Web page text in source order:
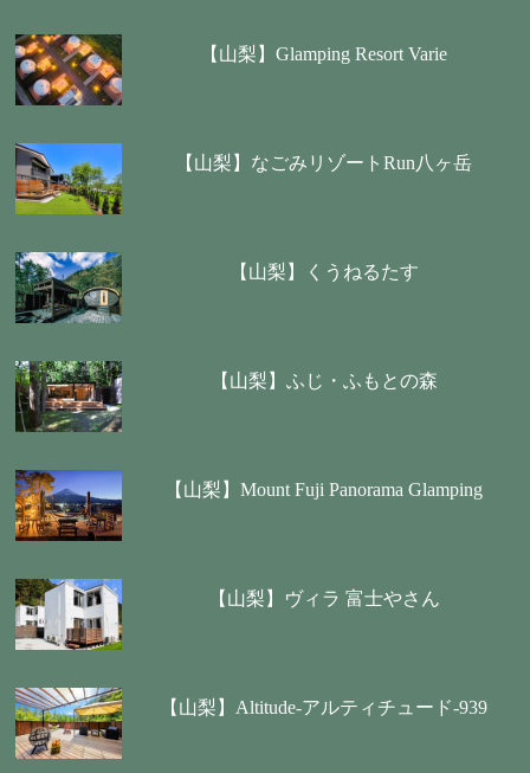
【山梨】Glamping Resort Varie
【山梨】なごみリゾートRun八ヶ岳
【山梨】くうねるたす
【山梨】ふじ・ふもとの森
【山梨】Mount Fuji Panorama Glamping
【山梨】ヴィラ 富士やさん
【山梨】Altitude-アルティチュード-939